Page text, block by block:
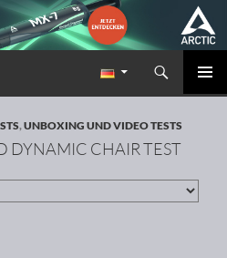
Hardware Portal
,UNBOXING UND VIDEO TESTS
DYNAMIC CHAIR TEST